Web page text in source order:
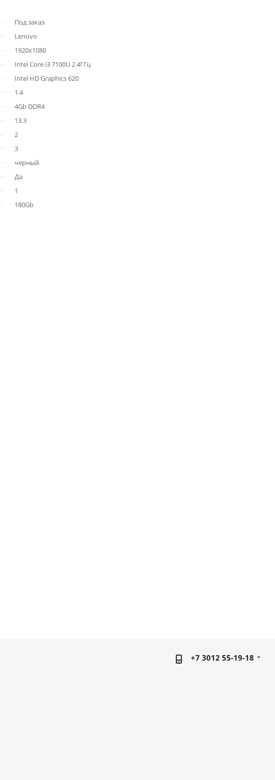
Под заказ
Lenovo
1920x1080
Intel Core i3 7100U 2.4ГГц
Intel HD Graphics 620
1.4
4Gb DDR4
13.3
2
3
черный
Да
1
180Gb
+7 3012 55-19-18